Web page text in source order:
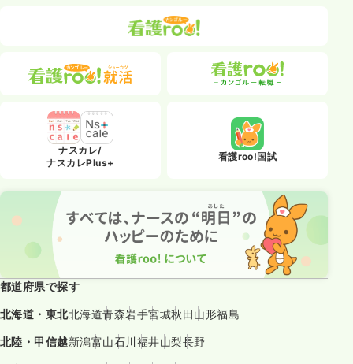
ナスカレ/
ナスカレPlus+
看護roo!国試
都道府県で探す
北海道・東北北海道青森岩手宮城秋田山形福島
北陸・甲信越新潟富山石川福井山梨長野